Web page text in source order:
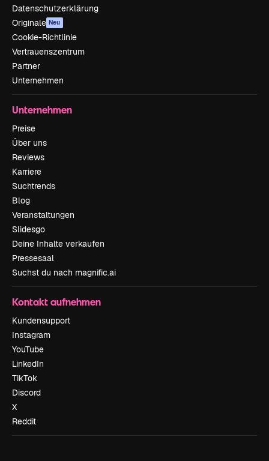
Datenschutzerklärung
Originale Neu
Cookie-Richtlinie
Vertrauenszentrum
Partner
Unternehmen
Unternehmen
Preise
Über uns
Reviews
Karriere
Suchtrends
Blog
Veranstaltungen
Slidesgo
Deine Inhalte verkaufen
Pressesaal
Suchst du nach magnific.ai
Kontakt aufnehmen
Kundensupport
Instagram
YouTube
LinkedIn
TikTok
Discord
X
Reddit